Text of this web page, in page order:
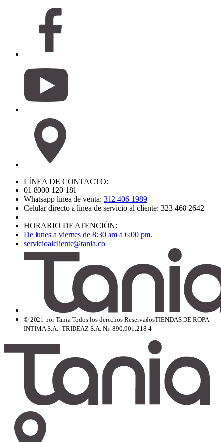
LÍNEA DE CONTACTO:
01 8000 120 181
Whatsapp línea de venta: 312 406 1989
Celular directo a línea de servicio al cliente: 323 468 2642
HORARIO DE ATENCIÓN:
De lunes a viernes de 8:30 am a 6:00 pm.
servicioalcliente@tania.co
© 2021 por Tania Todos los derechos ReservadosTIENDAS DE ROPA
INTIMA S.A. -TRIDEAZ S.A. Nit 890.901.218-4